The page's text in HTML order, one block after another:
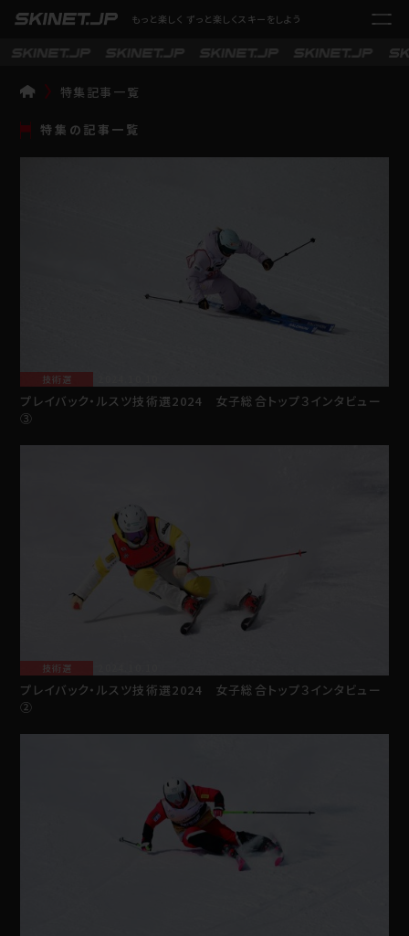
もっと楽しく ずっと楽しくスキーをしよう
TOP
特集記事一覧
特集の記事一覧
技術選
プレイバック・ルスツ技術選2024 女子総合トップ３インタビュー
③
技術選
プレイバック・ルスツ技術選2024 女子総合トップ３インタビュー
②